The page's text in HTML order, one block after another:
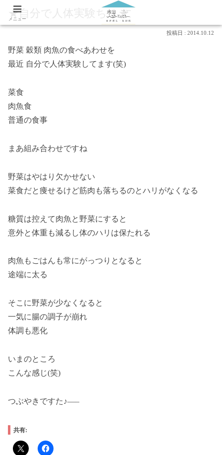
★自分で人体実験ちぅ★
2014.10.12
野菜 穀類 肉魚の食べあわせを
最近 自分で人体実験してます(笑)
菜食
肉魚食
普通の食事
まあ組み合わせですね
野菜はやはり欠かせない
菜食だと痩せるけど筋肉も落ちるのとハリがなくなる
糖質は控えて肉魚と野菜にすると
意外と体重も減るし体のハリは保たれる
肉魚もごはんも常にがっつりとなると
途端に太る
そこに野菜が少なくなると
一気に腸の調子が崩れ
体調も悪化
いまのところ
こんな感じ(笑)
つぶやきですた♪—–
共有:
メニュー